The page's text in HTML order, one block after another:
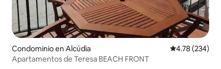
Condominio en Alcúdia Calificación
4.78 (234)
Apartamentos de Teresa BEACH FRONT